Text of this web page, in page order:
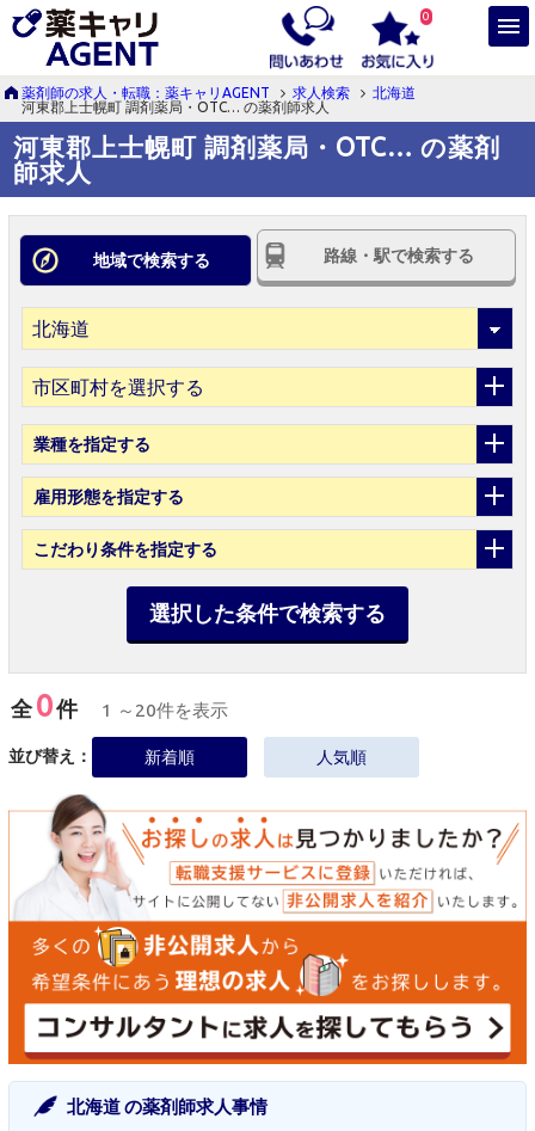
0
薬剤師の求人・転職：薬キャリAGENT 求人検索
北海道
河東郡上士幌町 調剤薬局・OTC… の薬剤師求人
河東郡上士幌町 調剤薬局・OTC… の薬剤
師求人
地域で検索する 路線・駅で検索する
市区町村を選択する
業種を指定する
雇用形態を指定する
こだわり条件を指定する
選択した条件で検索する
全0件 1 ～20件を表示
並び替え： 新着順 人気順
北海道 の薬剤師求人事情